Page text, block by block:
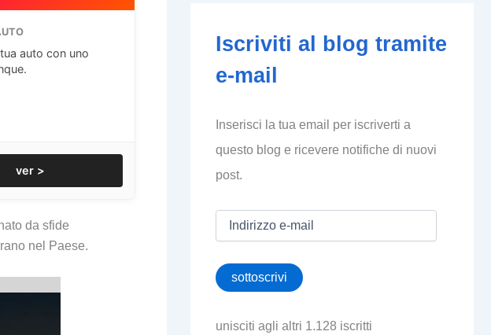
auto con uno
ver >
da sfide
nel Paese.
Iscriviti al blog tramite
e-mail
Inserisci la tua email per iscriverti a
questo blog e ricevere notifiche di nuovi
post.
r
z
sottoscrivi
unisciti agli altri 1.128 iscritti